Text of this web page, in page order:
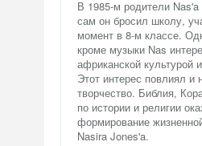
В 1985-м родители Nas'a
сам он бросил школу,
момент в 8-м классе.
кроме музыки Nas
африканской культурой
Этот интерес повлиял и
творчество. Библия,
по истории и религии
формирование
Nasira Jones'a.